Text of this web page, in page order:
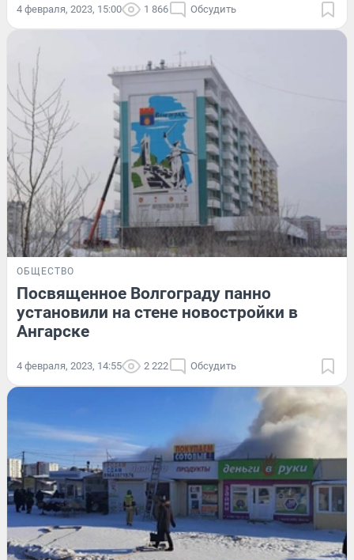
4 февраля, 2023, 15:00 1 866 Обсудить
ОБЩЕСТВО
Посвященное Волгограду панно
установили на стене новостройки в
Ангарске
4 февраля, 2023, 14:55 2 222 Обсудить